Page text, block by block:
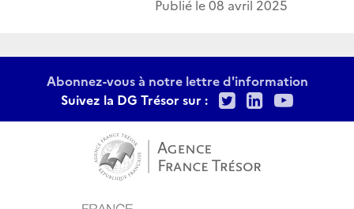
Publié le08 avril 2025
Abonnez-vous à notre lettre d'information
Suivez la DG Trésor sur :
TwitterLinkedIn